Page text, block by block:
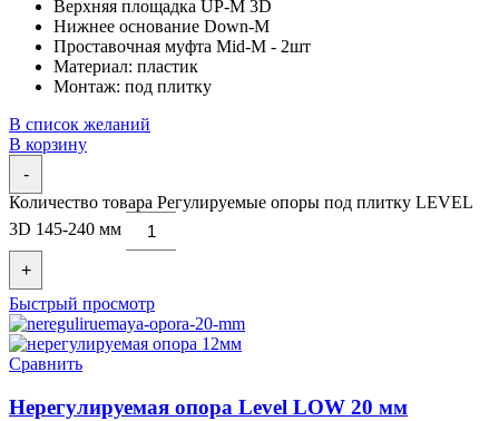
Верхняя площадка UP-M 3D
Нижнее основание Down-M
Проставочная муфта Mid-M - 2шт
Материал: пластик
Монтаж: под плитку
В список желаний
В корзину
-
Количество товара Регулируемые опоры под плитку LEVEL
3D 145-240 мм
+
Быстрый просмотр
Сравнить
Нерегулируемая опора Level LOW 20 мм